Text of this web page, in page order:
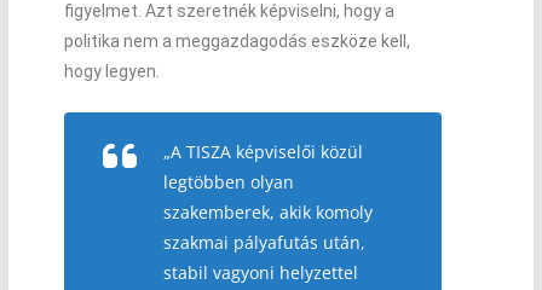
figyelmet. Azt szeretnék képviselni, hogy a
politika nem a meggazdagodás eszköze kell,
hogy legyen.
„A TISZA képviselői közül
legtöbben olyan
szakemberek, akik komoly
szakmai pályafutás után,
stabil vagyoni helyzettel